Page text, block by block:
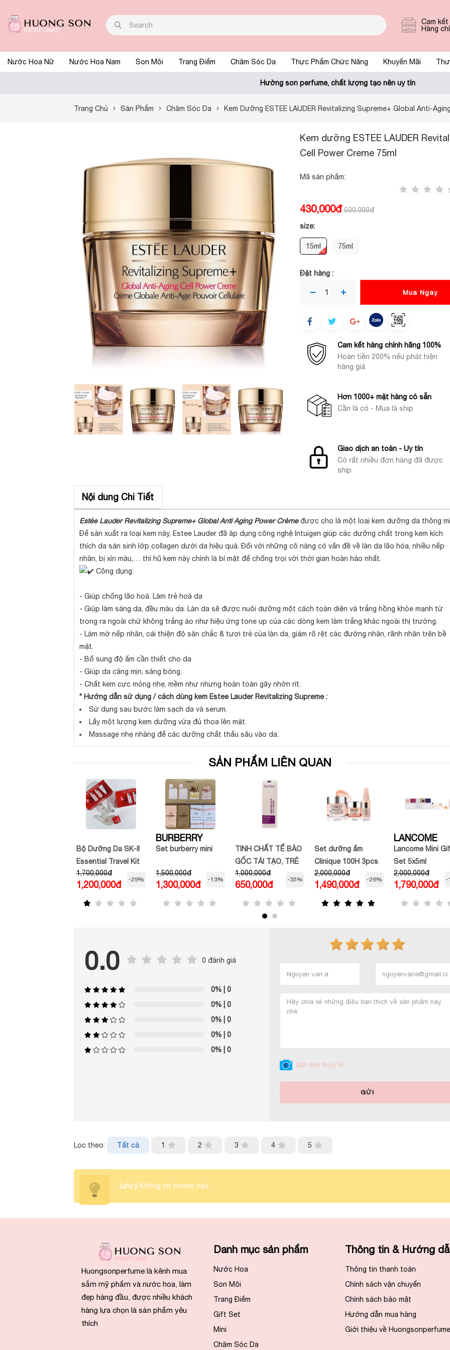
Cam kết
Hàng
Nước Hoa Nữ Nước Hoa Nam Son Môi Trang Điểm Chăm Sóc Da Thực Phẩm Chức Năng Khuyến Mãi
Hường son perfume, chất lượng tạo nên uy tín
Trang Chủ Sản Phẩm Chăm Sóc Da Kem Dưỡng ESTEE LAUDER Revitalizing Supreme+ Global Anti-
Kem dưỡng ESTEE LAUDER
Cell Power Creme 75ml
Mã sản phẩm:
430,000đ 500,000đ
size:
15ml 75ml
Đặt hàng :
Mua Ngay
Cam kết hàng chính hãng 100%
Hoàn tiền 200% nếu phát hiện
hàng giả
Hơn 1000+ mặt hàng có sẵn
Cần là có - Mua là ship
Giao dịch an toàn - Uy tín
Có rất nhiều đơn hàng đã được
ship
Nội dung Chi Tiết
Estée Lauder Revitalizing Supreme+ Global Anti Aging Power Crème được cho là một loại kem dưỡng da thông
Để sản xuất ra loại kem này, Estee Lauder đã áp dụng công nghệ Intuigen giúp các dưỡng chất trong kem kích
thích da sản sinh lớp collagen dưới da hiệu quả. Đối với những cô nàng có vấn đề về làn da lão hóa, nhiều nếp
nhăn, bị xỉn màu,… thì hũ kem này chính là bí mật để chống trọi với thời gian hoàn hảo nhất.
Công dụng:
- Giúp chống lão hoá. Làm trẻ hoá da
- Giúp làm sáng da, đều màu da. Làn da sẽ được nuôi dưỡng một cách toàn diện và trắng hồng khỏe mạnh từ
trong ra ngoài chứ không trắng ảo như hiệu ứng tone up của các dòng kem làm trắng khác ngoài thị trường.
- Làm mờ nếp nhăn, cải thiện độ săn chắc & tươi trẻ của làn da, giảm rõ rệt các đường nhăn, rãnh nhăn trên bề
mặt.
- Bổ sung độ ẩm cần thiết cho da
- Giúp da căng mịn, sáng bóng.
- Chất kem cực mỏng nhẹ, mềm như nhưng hoàn toàn gây nhờn rít.
* Hướng dẫn sử dụng / cách dùng kem Estee Lauder Revitalizing Supreme :
Sử dụng sau bước làm sạch da và serum.
Lấy một lượng kem dưỡng vừa đủ thoa lên mặt.
Massage nhẹ nhàng để các dưỡng chất thấu sâu vào da.
SẢN PHẨM LIÊN QUAN
Bộ Dưỡng Da SK-II
Essential Travel Kit
(4 Món) Minisize
1,700,000đ
1,200,000đ
-29%
BURBERRY
Set burberry mini
1,500,000đ
1,300,000đ
-13%
TINH CHẤT TẾ BÀO
GỐC TÁI TẠO, TRẺ
HÓA DA SKINCLINIC
P.R.P SERUM 30ML
(HỘP)
1,000,000đ
650,000đ
-35%
Set dưỡng ẩm
Clinique 100H 3pcs
gồm kem dưỡng+
kem mắt+xịt khoáng
2,000,000đ
1,490,000đ
-26%
LANCOME
Lancome Mini
Set 5x5ml
2,000,000đ
1,790,000đ
-
0.0 0 đánh giá
0% | 0
0% | 0
0% | 0
0% | 0
0% | 0
Gửi ảnh thực tế
GỬI
Lọc theo: Tất cả 1 2 3 4 5
Lưu ýKhông có review nào
Huongsonperfume là kênh mua
sắm mỹ phẩm và nước hoa, làm
đẹp hàng đầu, được nhiều khách
hàng lựa chọn là sản phẩm yêu
thích
Danh mục sản phẩm
Nước Hoa
Son Môi
Trang Điểm
Gift Set
Mini
Chăm Sóc Da
Thông tin & Hướng
Thông tin thanh toán
Chính sách vận chuyển
Chính sách bảo mật
Hướng dẫn mua hàng
Giới thiệu về Huongsonperfume